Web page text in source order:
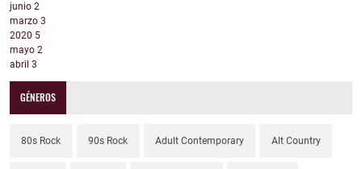
junio 2
marzo 3
2020 5
mayo 2
abril 3
GÉNEROS
80s Rock 90s Rock Adult Contemporary Alt Country